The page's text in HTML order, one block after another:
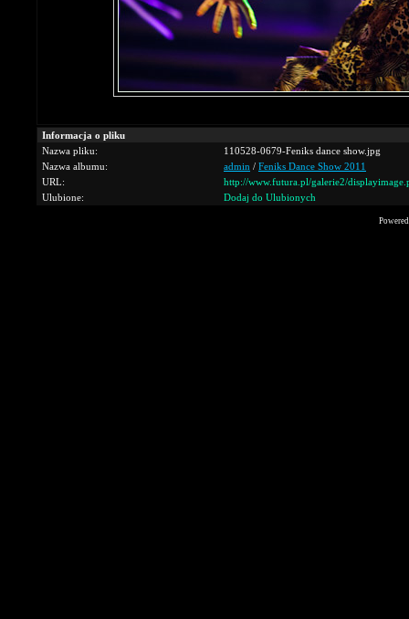
Informacja o pliku
Nazwa pliku:
110528-0679-Feniks dance show.jpg
Nazwa albumu:
admin / Feniks Dance Show 2011
URL:
http://www.futura.pl/galerie2/
Ulubione:
Dodaj do Ulubionych